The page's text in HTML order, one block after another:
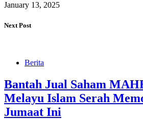
January 13, 2025
Next Post
Berita
Bantah Jual Saham
Melayu Islam Serah
Jumaat Ini